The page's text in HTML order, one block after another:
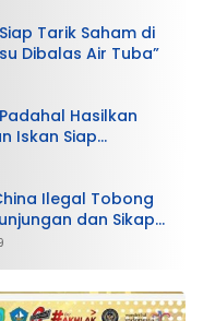
Tarik Saham di
Dibalas Air Tuba”
Hasilkan
Iskan Siap
Ilegal Tobong
dan Sikap